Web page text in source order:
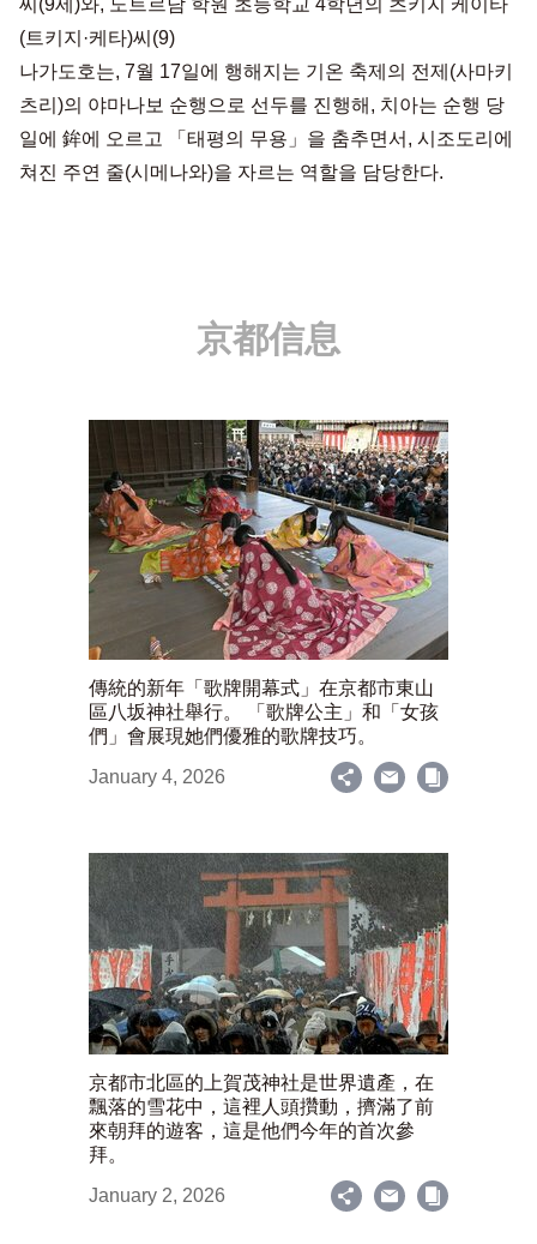
씨(9세)와, 노트르담 학원 초등학교 4학년의 츠키지 케이타
(트키지·케타)씨(9)
나가도호는, 7월 17일에 행해지는 기온 축제의 전제(사마키
츠리)의 야마나보 순행으로 선두를 진행해, 치아는 순행 당
일에 鉾에 오르고 「태평의 무용」을 춤추면서, 시조도리에
쳐진 주연 줄(시메나와)을 자르는 역할을 담당한다.
京都信息
傳統的新年「歌牌開幕式」在京都市東山
區八坂神社舉行。 「歌牌公主」和「女孩
們」會展現她們優雅的歌牌技巧。
January 4, 2026
京都市北區的上賀茂神社是世界遺產，在
飄落的雪花中，這裡人頭攢動，擠滿了前
來朝拜的遊客，這是他們今年的首次參
拜。
January 2, 2026